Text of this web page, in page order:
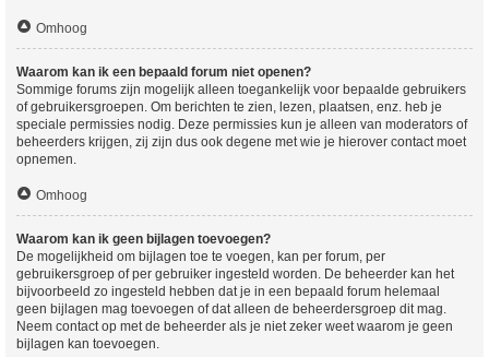
Omhoog
Waarom kan ik een bepaald forum niet openen?
Sommige forums zijn mogelijk alleen toegankelijk voor bepaalde gebruikers
of gebruikersgroepen. Om berichten te zien, lezen, plaatsen, enz. heb je
speciale permissies nodig. Deze permissies kun je alleen van moderators of
beheerders krijgen, zij zijn dus ook degene met wie je hierover contact moet
opnemen.
Omhoog
Waarom kan ik geen bijlagen toevoegen?
De mogelijkheid om bijlagen toe te voegen, kan per forum, per
gebruikersgroep of per gebruiker ingesteld worden. De beheerder kan het
bijvoorbeeld zo ingesteld hebben dat je in een bepaald forum helemaal
geen bijlagen mag toevoegen of dat alleen de beheerdersgroep dit mag.
Neem contact op met de beheerder als je niet zeker weet waarom je geen
bijlagen kan toevoegen.